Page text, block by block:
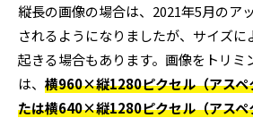
縦長の画像の場合は、2021年5月のア
されるようになりましたが、サイズ
起きる場合もあります。画像をトリミ
は、 横960×縦1280ピクセル（アスペ
たは横640×縦1280ピクセル（アスペ